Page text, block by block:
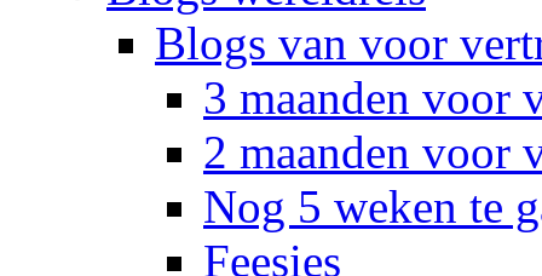
Blogs van voor
3 maanden voor
2 maanden voor
Nog 5 weken te
Feesies